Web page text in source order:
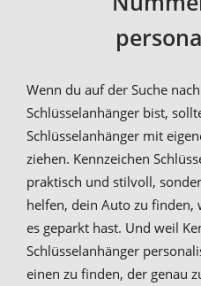
Wenn du auf der Suche
Schlüsselanhänger bist,
Schlüsselanhänger mit
ziehen. Kennzeichen
praktisch und stilvoll,
helfen, dein Auto zu finden,
es geparkt hast. Und weil
Schlüsselanhänger
einen zu finden, der genau